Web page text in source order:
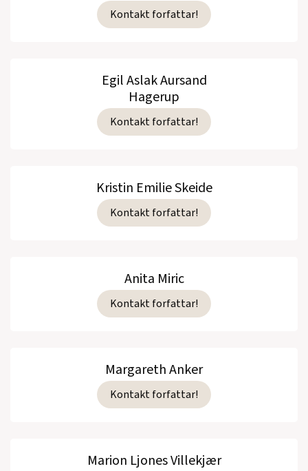
Kontakt forfattar!
Egil Aslak Aursand
Hagerup
Kontakt forfattar!
Kristin Emilie Skeide
Kontakt forfattar!
Anita Miric
Kontakt forfattar!
Margareth Anker
Kontakt forfattar!
Marion Ljones Villekjær